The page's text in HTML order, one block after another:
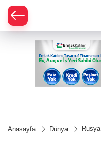
Anasayfa Dünya
Rusya